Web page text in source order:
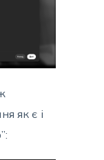
як є і